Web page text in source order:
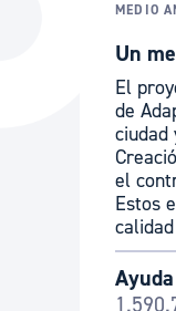
La ciudad
La ciudad
Descubre la
La ciudad
MEDIO
Un
El
de
ciudad
el
Estos